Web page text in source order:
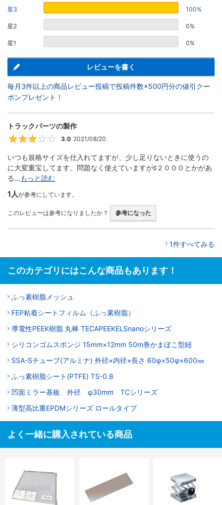
星3 100%
星2 0%
星1 0%
レビューを書く
毎月3件以上の商品レビュー投稿で投稿件数×500円分の値引クー
ポンプレゼント！
トラックパーツの製作
3
3.0 2021/08/20
いつも規格サイズを仕入れてますが、少し足りないときに使うの
に大変重宝してます。問題なく使えていますが♯２０００とかがあ
る...もっと読む
1人が参考にしています。
このレビューは参考になりましたか？ 参考になった
1件すべてみる
このカテゴリにはこんな商品もあります！
ふっ素樹脂メッシュ
FEP粘着シートフィルム（ふっ素樹脂）
導電性PEEK樹脂 丸棒 TECAPEEKELSnanoシリーズ
シリコンゴムスポンジ 15mm×12mm 50m巻かまぼこ型紐
SSA-Sチューブ(アルミナ) 外径×内径×長さ 60φ×50φ×600㎜
ふっ素樹脂シート(PTFE) TS-0.8
凹面ミラー基板 外径 φ30mm TCシリーズ
薄型高比重EPDMシリーズ ロールタイプ
よく一緒に購入されている商品